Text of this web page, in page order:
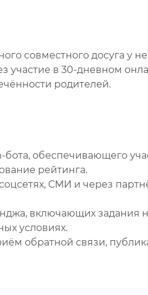
совместного досуга у
участие в 30-дневном
родителей.
бота, обеспечивающего
рейтинга.
СМИ и через
включающих задания
условиях.
обратной связи,